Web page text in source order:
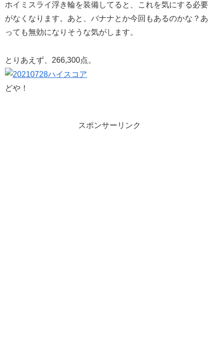
ホイミスライ浮き輪を装備してると、これを気にする必要
がなくなります。あと、バナナとか今回もあるのかな？あ
っても無効になりそうな気がします。
とりあえず、266,300点。
どや！
スポンサーリンク